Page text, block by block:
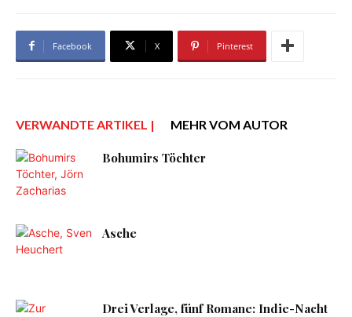
Facebook X Pinterest
VERWANDTE ARTIKEL | MEHR VOM AUTOR
Bohumirs Töchter
Asche
Drei Verlage, fünf Romane: Indie-Nacht